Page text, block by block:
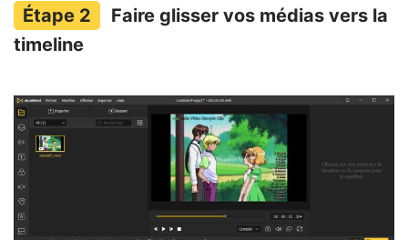
Faire glisser vos médias vers la
timeline